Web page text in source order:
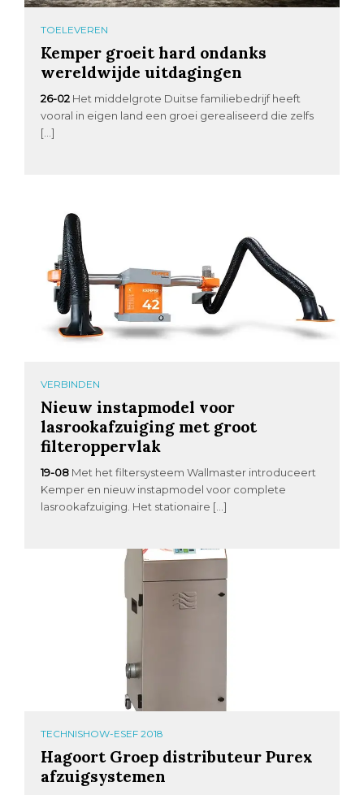
TOELEVEREN
Kemper groeit hard ondanks
wereldwijde uitdagingen
26-02 Het middelgrote Duitse familiebedrijf heeft
vooral in eigen land een groei gerealiseerd die zelfs
[…]
VERBINDEN
Nieuw instapmodel voor
lasrookafzuiging met groot
filteroppervlak
19-08 Met het filtersysteem Wallmaster introduceert
Kemper en nieuw instapmodel voor complete
lasrookafzuiging. Het stationaire […]
TECHNISHOW-ESEF 2018
Hagoort Groep distributeur Purex
afzuigsystemen